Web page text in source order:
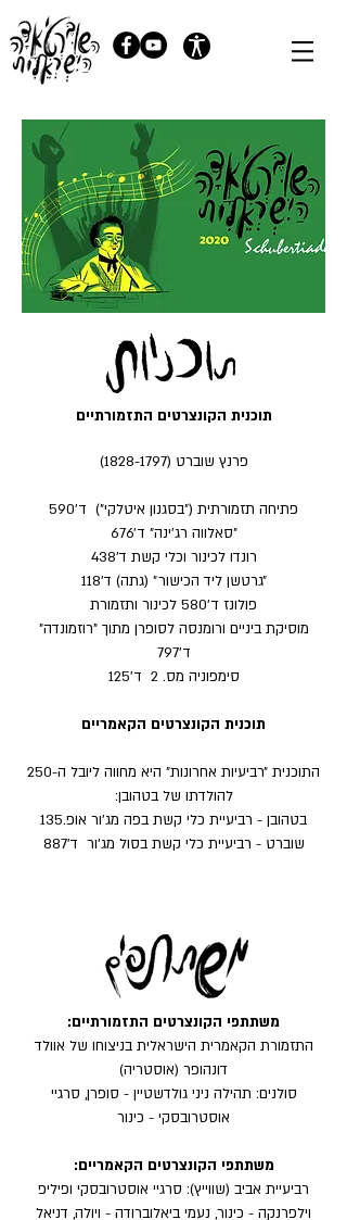
תוכנית הקונצרטים התזמורתיים
פרנץ שוברט (1828-1797)
פתיחה תזמורתית (״בסגנון איטלקי״) ד׳590
״סאלווה רג׳ינה״ ד׳676
רונדו לכינור וכלי קשת ד’438
״גרטשן ליד הכישור״ (גתה) ד'118
פולונז ד׳580 לכינור ותזמורת
מוסיקת ביניים ורומנסה לסופרן מתוך "רוזמונדה"
ד׳797
סימפוניה מס. 2 ד׳
125
תוכנית הקונצרטים הקאמריים
התוכנית ״רביעיות אחרונות״ היא מחווה ליובל ה-250
להולדתו של בטהובן:
בטהובן - רביעיית כלי קשת בפה מג׳ור אופ.135
שוברט - רביעיית כלי קשת בסול מג׳ור ד'887
משתתפי הקונצרטים התזמורתיים:
התזמורת הקאמרית הישראלית בניצוחו של אוולד
דונהופר (אוסטריה)
סולנים: תהילה ניני גולדשטיין - סופרן, סרגיי
אוסטרובסקי - כינור
משתתפי הקונצרטים הקאמריים:
רביעיית אביב (שווייץ): סרגיי אוסטרובסקי ופיליפ
וילפרנקה - כינור, נעמי ביאלוברודה - ויולה, דניאל